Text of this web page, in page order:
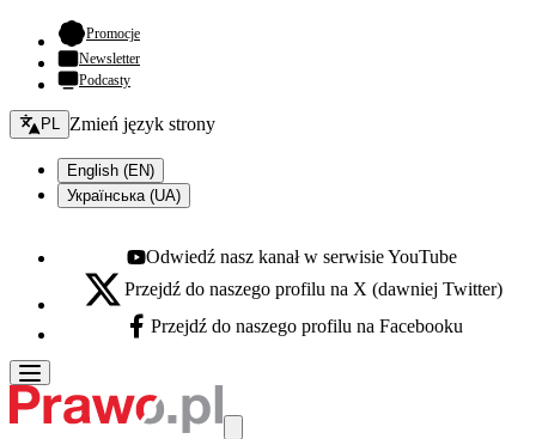
Promocje- otwiera się w nowej karcie
Newsletter
Podcasty
Zmień język - bieżący:
PL Zmień język strony
English (EN)
Українська (UA)
Youtube - otwiera się w nowej karcie
Odwiedź nasz kanał w serwisie YouTube
X - otwiera się w nowej karcie
Przejdź do naszego profilu na X (dawniej Twitter)
Facebook - otwiera się w nowej karcie
Przejdź do naszego profilu na Facebooku